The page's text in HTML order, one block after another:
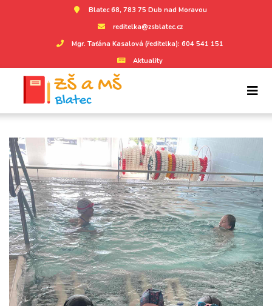
Blatec 68, 783 75 Dub nad Moravou
reditelka@zsblatec.cz
Mgr. Taťána Kasalová (ředitelka): 604 541 151
Aktuality